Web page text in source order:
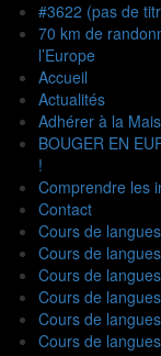
#3622 (pas de
70 km de
l’Europe
Accueil
Actualités
Adhérer à la
BOUGER EN
!
Comprendre les
Contact
Cours de langues
Cours de
Cours de
Cours de
Cours de
Cours de